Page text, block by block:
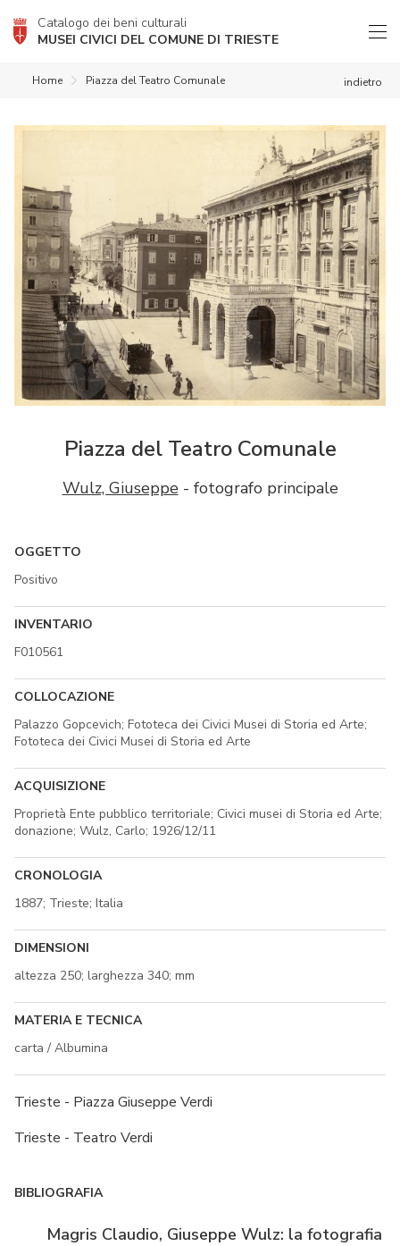
Catalogo dei beni culturali
MUSEI CIVICI DEL COMUNE DI TRIESTE
indietro
Home Piazza del Teatro Comunale
Piazza del Teatro Comunale
Wulz, Giuseppe- fotografo principale
OGGETTO
Positivo
INVENTARIO
F010561
COLLOCAZIONE
Palazzo Gopcevich; Fototeca dei Civici Musei di Storia ed Arte;
Fototeca dei Civici Musei di Storia ed Arte
ACQUISIZIONE
Proprietà Ente pubblico territoriale; Civici musei di Storia ed Arte;
donazione; Wulz, Carlo; 1926/12/11
CRONOLOGIA
1887; Trieste; Italia
DIMENSIONI
altezza 250; larghezza 340; mm
MATERIA E TECNICA
carta / Albumina
Trieste - Piazza Giuseppe Verdi
Trieste - Teatro Verdi
BIBLIOGRAFIA
Magris Claudio, Giuseppe Wulz: la fotografia